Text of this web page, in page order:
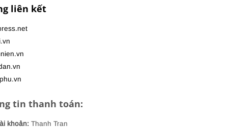
liên kết
tin thanh toán:
khoản: Thanh Tran